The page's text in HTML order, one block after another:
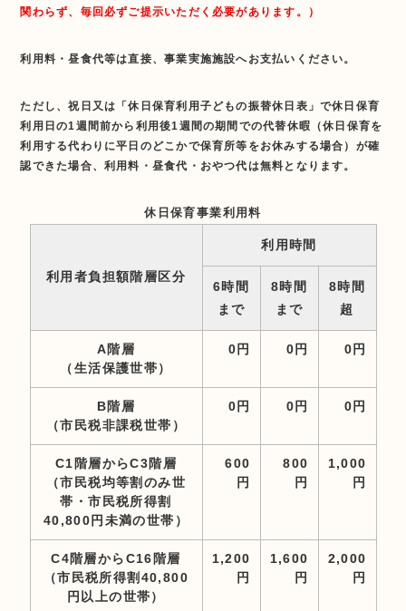
関わらず、毎回必ずご提示いただく必要があります。）
利用料・昼食代等は直接、事業実施施設へお支払いください。
ただし、祝日又は「休日保育利用子どもの振替休日表」で休日保育
利用日の1週間前から利用後1週間の期間での代替休暇（休日保育を
利用する代わりに平日のどこかで保育所等をお休みする場合）が確
認できた場合、利用料・昼食代・おやつ代は無料となります。
休日保育事業利用料
利用者負担額階層区分
利用時間
6時間
まで
8時間
まで
8時間
超
A階層
（生活保護世帯）
0円 0円 0円
B階層
（市民税非課税世帯）
0円 0円 0円
C1階層からC3階層
（市民税均等割のみ世
帯・市民税所得割
40,800円未満の世帯）
600
円
800
円
1,000
円
C4階層からC16階層
（市民税所得割40,800
円以上の世帯）
1,200
円
1,600
円
2,000
円